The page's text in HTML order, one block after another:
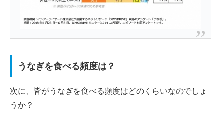
うなぎを食べる頻度は？
次に、皆がうなぎを食べる頻度はどのくらいなのでしょ
うか？